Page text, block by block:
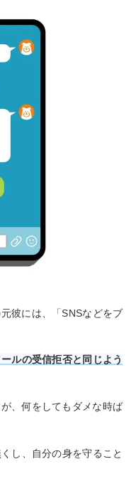
彼には、「SNSなどをブ
ルの受信拒否と同じよう
、何をしてもダメな時ば
し、自分の身を守ること